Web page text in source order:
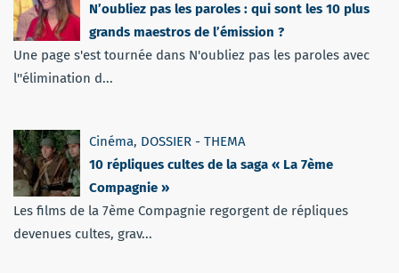
N’oubliez pas les paroles : qui sont les 10 plus
grands maestros de l’émission ?
Une page s'est tournée dans N'oubliez pas les paroles avec
l''élimination d...
Cinéma, DOSSIER - THEMA
10 répliques cultes de la saga « La 7ème
Compagnie »
Les films de la 7ème Compagnie regorgent de répliques
devenues cultes, grav...